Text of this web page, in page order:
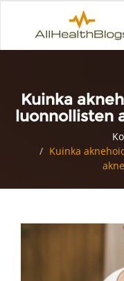
Kuinka
luonnollisten
Kuinka